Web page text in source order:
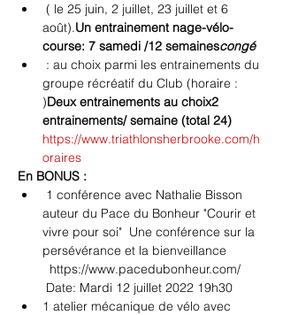
( le 25 juin, 2 juillet, 23 juillet et 6
août).Un entrainement nage-vélo-
course: 7 samedi /12 semainescongé
: au choix parmi les entrainements du
groupe récréatif du Club (horaire :
)Deux entrainements au choix2
entrainements/ semaine (total 24)
https://www.triathlonsherbrooke.com/h
oraires
En BONUS :
1 conférence avec Nathalie Bisson
auteur du Pace du Bonheur "Courir et
vivre pour soi"  Une conférence sur la
persévérance et la bienveillance
https://www.pacedubonheur.com/
Date: Mardi 12 juillet 2022 19h30
1 atelier mécanique de vélo avec